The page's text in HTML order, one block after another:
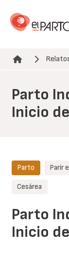
contenido
Ruta de navegación
Parto
Inicio
Parto
Inicio
Parto Parir
Cesárea